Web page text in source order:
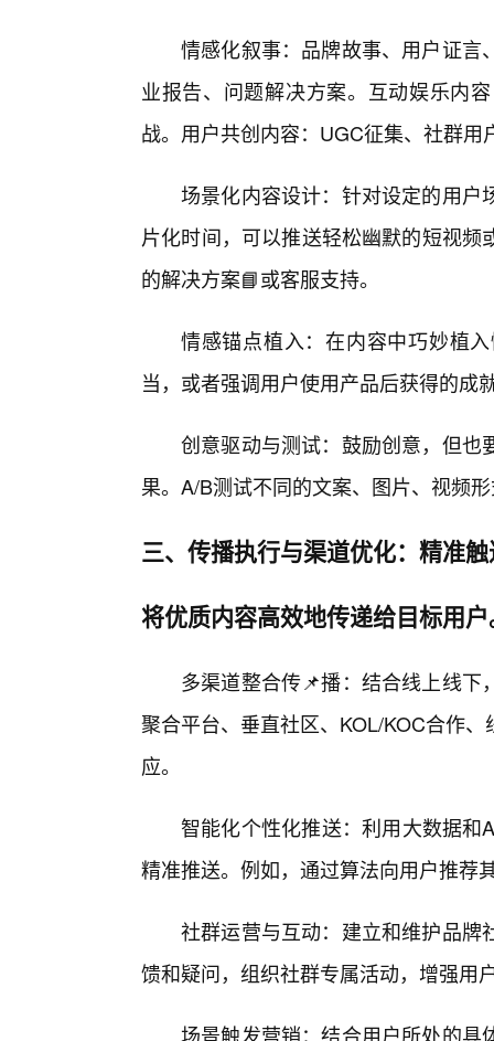
情感化叙事：品牌故事、用户证言
业报告、问题解决方案。互动娱乐内
战。用户共创内容：UGC征集、社群
场景化内容设计：针对设定的用户
片化时间，可以推送轻松幽默的短视
的解决方案📘或客服支持。
情感锚点植入：在内容中巧妙植
当，或者强调用户使用产品后获得的成
创意驱动与测试：鼓励创意，但也
果。A/B测试不同的文案、图片、视频
三、传播执行与渠道优化：精准
将优质内容高效地传递给目标用
多渠道整合传📌播：结合线上线
聚合平台、垂直社区、KOL/KOC合作
应。
智能化个性化推送：利用大数据
精准推送。例如，通过算法向用户推荐
社群运营与互动：建立和维护品牌
馈和疑问，组织社群专属活动，增强用
场景触发营销：结合用户所处的具